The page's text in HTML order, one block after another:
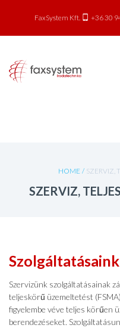
FaxSystem Kft. +36 30
HOME / SZERVIZ,
SZERVIZ,
Szolgáltatásaink
Szervizünk szolgáltatásainak
teljeskörű üzemeltetést
figyelembe véve teljes körűen
berendezéseket.